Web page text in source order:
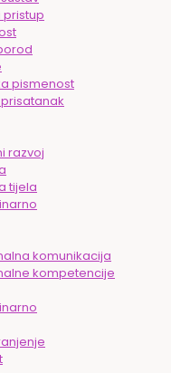
pristup
pismenost
razvoj
tijela
komunikacija
kompetencije